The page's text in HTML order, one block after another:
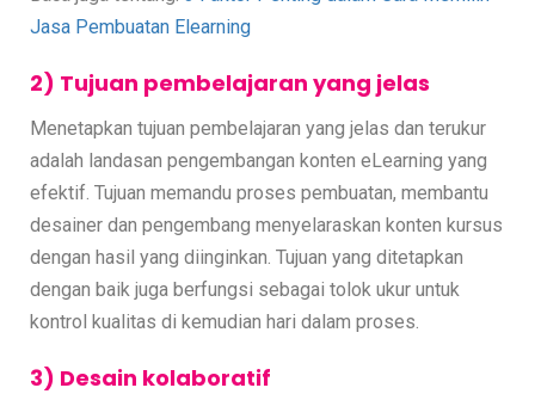
Jasa Pembuatan Elearning
2) Tujuan pembelajaran yang jelas
Menetapkan tujuan pembelajaran yang jelas dan terukur
adalah landasan pengembangan konten eLearning yang
efektif. Tujuan memandu proses pembuatan, membantu
desainer dan pengembang menyelaraskan konten kursus
dengan hasil yang diinginkan. Tujuan yang ditetapkan
dengan baik juga berfungsi sebagai tolok ukur untuk
kontrol kualitas di kemudian hari dalam proses.
3) Desain kolaboratif